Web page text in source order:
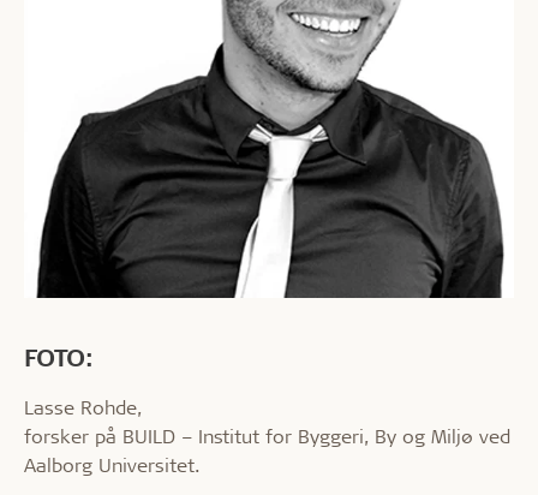
FOTO:
Lasse Rohde,
forsker på BUILD – Institut for Byggeri, By og Miljø ved
Aalborg Universitet.